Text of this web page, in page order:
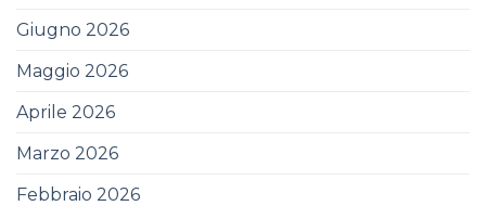
Giugno 2026
Maggio 2026
Aprile 2026
Marzo 2026
Febbraio 2026